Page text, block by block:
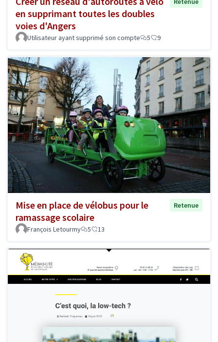
en supprimant toutes les doubles
voies d'Angers
Utilisateur ayant supprimé son compte 5 9
Mise en place de vélobus pour le
ramassage scolaire
Retenue
François Letourmy 5 13